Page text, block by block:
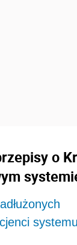
o
systemu